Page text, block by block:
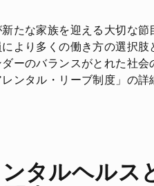
たな家族を迎える大切な節
より多くの働き方の選択肢
ーのバランスがとれた社会
ンタル・リーブ制度」の詳
タルヘルス